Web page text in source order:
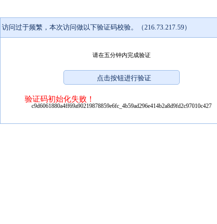
访问过于频繁，本次访问做以下验证码校验。（216.73.217.59）
请在五分钟内完成验证
验证码初始化失败！
c9d6061880a4ff69a90219878859e6fc_4b59ad296e414b2a8d9fd2c97010c427